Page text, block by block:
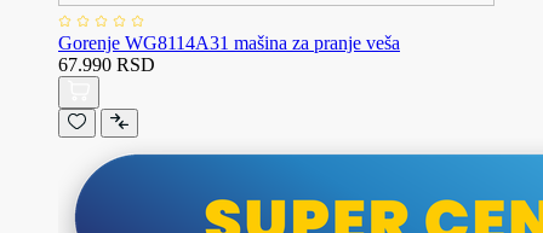
Gorenje WG8114A31 mašina za pranje veša
67.990 RSD